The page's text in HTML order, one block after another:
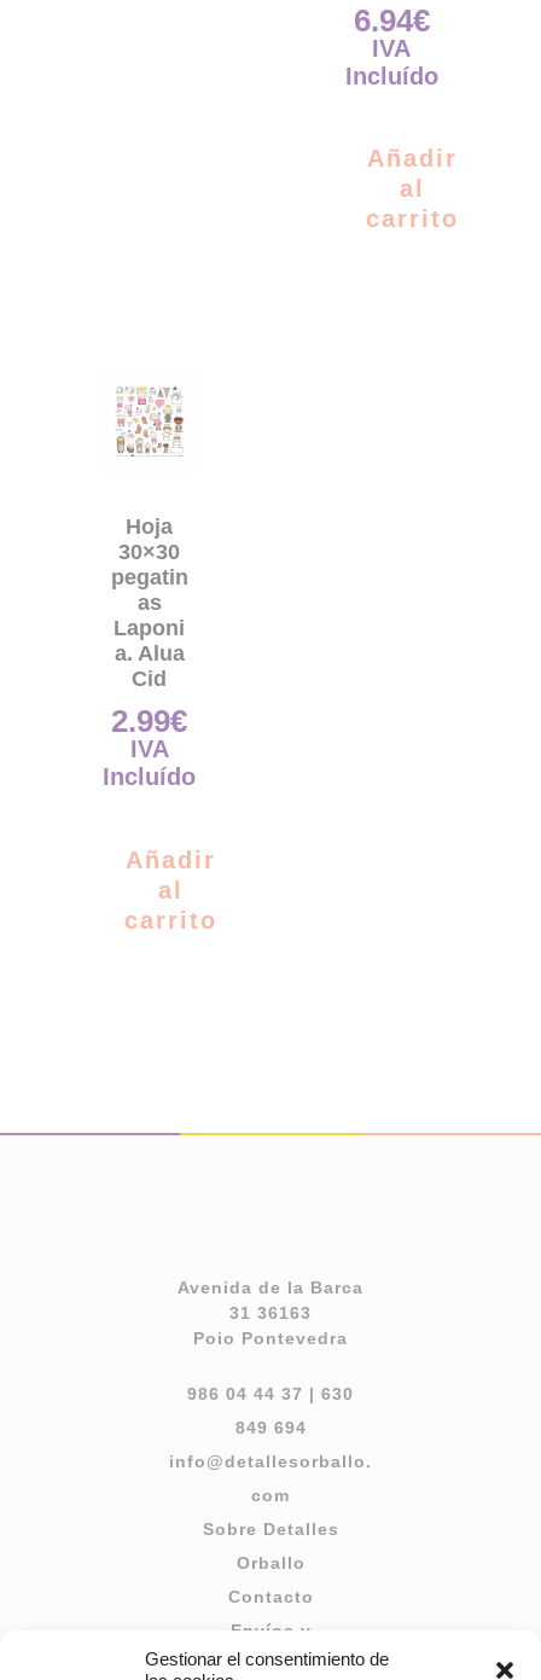
Gestionar el consentimiento de
6.94€
IVA
Incluído
Añadir
al
carrito
Hoja
30×30
pegatin
as
Laponi
a. Alua
Cid
2.99€
IVA
Incluído
Añadir
al
carrito
Avenida de la Barca
31 36163
Poio Pontevedra
986 04 44 37 | 630
849 694
info@detallesorballo.
com
Sobre Detalles
Orballo
Contacto
Envíos y
Devoluciones